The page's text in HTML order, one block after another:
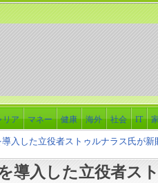
リア マネー 健康 海外 社会 IT
入した立役者ストゥルナラス氏が新
導入した立役者ス